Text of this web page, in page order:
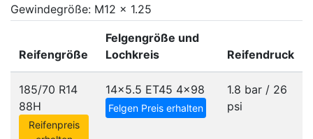
Gewindegröße: M12 x 1.25
Reifengröße
Felgengröße und
Lochkreis
Reifendruck
185/70 R14
88H
Reifenpreis
14x5.5 ET45 4x98
Felgen Preis erhalten
1.8 bar / 26
psi